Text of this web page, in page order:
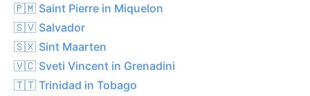
🇵🇲 Saint Pierre in Miquelon
🇸🇻 Salvador
🇸🇽 Sint Maarten
🇻🇨 Sveti Vincent in Grenadini
🇹🇹 Trinidad in Tobago